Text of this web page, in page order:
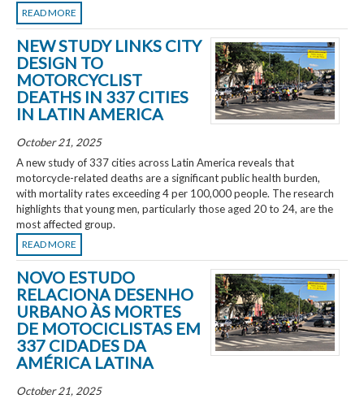
READ MORE
NEW STUDY LINKS CITY
DESIGN TO
MOTORCYCLIST
DEATHS IN 337 CITIES
IN LATIN AMERICA
October 21, 2025
A new study of 337 cities across Latin America reveals that
motorcycle-related deaths are a significant public health burden,
with mortality rates exceeding 4 per 100,000 people. The research
highlights that young men, particularly those aged 20 to 24, are the
most affected group.
READ MORE
NOVO ESTUDO
RELACIONA DESENHO
URBANO ÀS MORTES
DE MOTOCICLISTAS EM
337 CIDADES DA
AMÉRICA LATINA
October 21, 2025